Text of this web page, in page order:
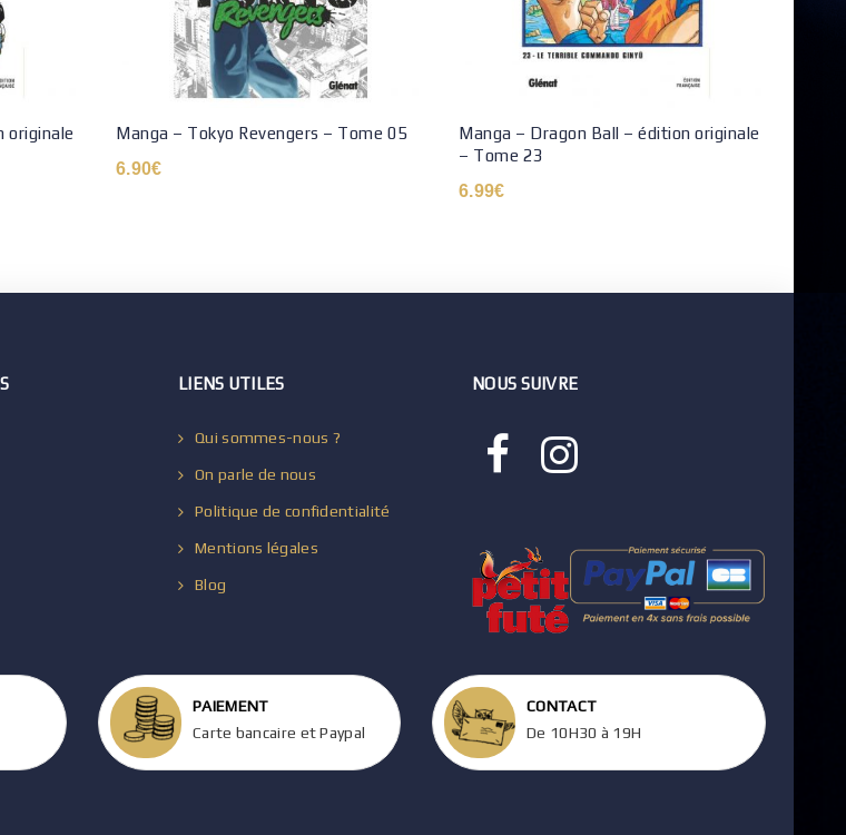
originale
Manga – Tokyo Revengers – Tome 05
6.90€
Manga – Dragon Ball – édition originale
– Tome 23
6.99€
LIENS UTILES
Qui sommes-nous ?
On parle de nous
Politique de confidentialité
Mentions légales
Blog
NOUS SUIVRE
PAIEMENT
Carte bancaire et Paypal
CONTACT
De 10H30 à 19H